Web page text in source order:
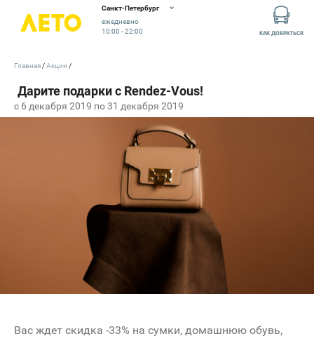
Санкт-Петербург
ежедневно
10:00 - 22:00
КАК ДОБРАТЬСЯ
c 6 декабря 2019 по 31 декабря 2019
Главная Акции
Вас ждет скидка -33% на сумки, домашнюю обувь,